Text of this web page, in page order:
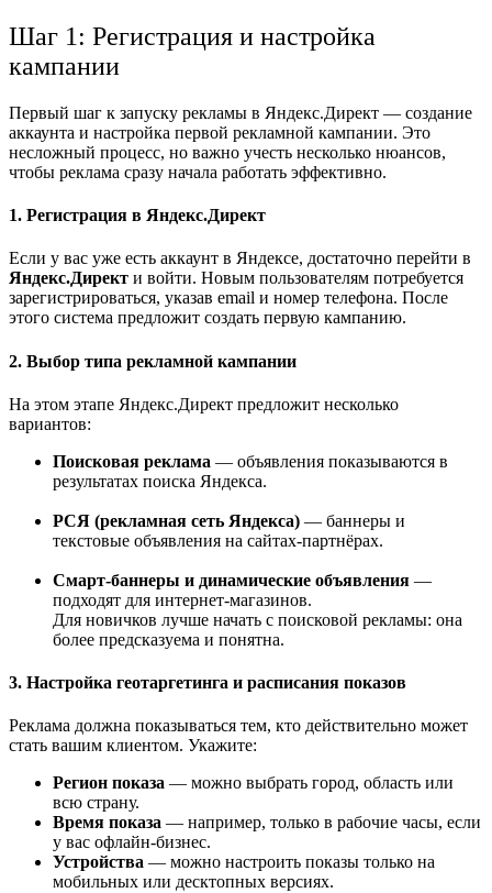
Шаг 1: Регистрация и настройка
кампании
Первый шаг к запуску рекламы в Яндекс.Директ — создание
аккаунта и настройка первой рекламной кампании. Это
несложный процесс, но важно учесть несколько нюансов,
чтобы реклама сразу начала работать эффективно.
1. Регистрация в Яндекс.Директ
Если у вас уже есть аккаунт в Яндексе, достаточно перейти в
Яндекс.Директ и войти. Новым пользователям потребуется
зарегистрироваться, указав email и номер телефона. После
этого система предложит создать первую кампанию.
2. Выбор типа рекламной кампании
На этом этапе Яндекс.Директ предложит несколько
вариантов:
Поисковая реклама — объявления показываются в
результатах поиска Яндекса.
РСЯ (рекламная сеть Яндекса) — баннеры и
текстовые объявления на сайтах-партнёрах.
Смарт-баннеры и динамические объявления —
подходят для интернет-магазинов.
Для новичков лучше начать с поисковой рекламы: она
более предсказуема и понятна.
3. Настройка геотаргетинга и расписания показов
Реклама должна показываться тем, кто действительно может
стать вашим клиентом. Укажите:
Регион показа — можно выбрать город, область или
всю страну.
Время показа — например, только в рабочие часы, если
у вас офлайн-бизнес.
Устройства — можно настроить показы только на
мобильных или десктопных версиях.